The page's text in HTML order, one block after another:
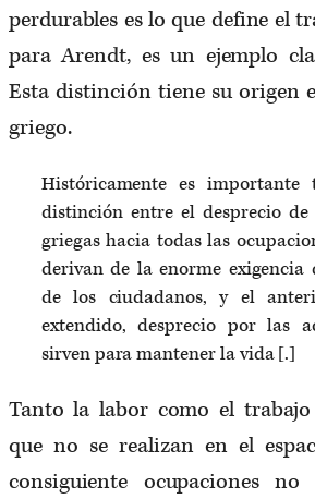
perdurables es lo que define el
para Arendt, es un ejemplo
Esta distinción tiene su origen
griego.
Históricamente es
distinción entre el desprecio de
griegas hacia todas las
derivan de la enorme exigencia
de los ciudadanos, y el
extendido, desprecio por las
sirven para mantener la vida [.]
Tanto la labor como el trabajo
que no se realizan en el
consiguiente ocupaciones